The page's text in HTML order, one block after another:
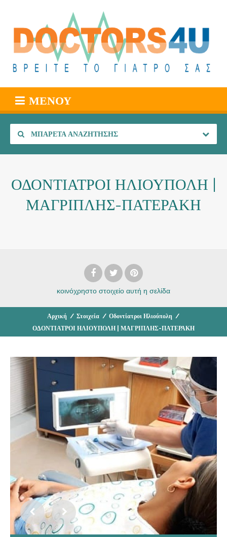
ΜΕΝΟΎ
ΜΠΑΡΈΤΑ ΑΝΑΖΉΤΗΣΗΣ
ΟΔΟΝΤΙΑΤΡΟΙ ΗΛΙΟΥΠΟΛΗ |
ΜΑΓΡΙΠΛΗΣ-ΠΑΤΕΡΑΚΗ
κοινόχρηστο στοιχείο αυτή η σελίδα
Αρχική / Στοιχεία / Οδοντίατροι Ηλιούπολη /
ΟΔΟΝΤΙΑΤΡΟΙ ΗΛΙΟΥΠΟΛΗ | ΜΑΓΡΙΠΛΗΣ-ΠΑΤΕΡΑΚΗ